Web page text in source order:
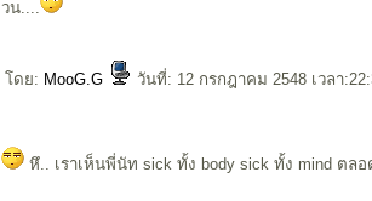
วน....
ดย: MooG.G วันที่: 12 กรกฎาคม 2548 เวลา
หึ.. เราเห็นพี่นัท sick ทั้ง body sick ทั้ง mind ตลอ